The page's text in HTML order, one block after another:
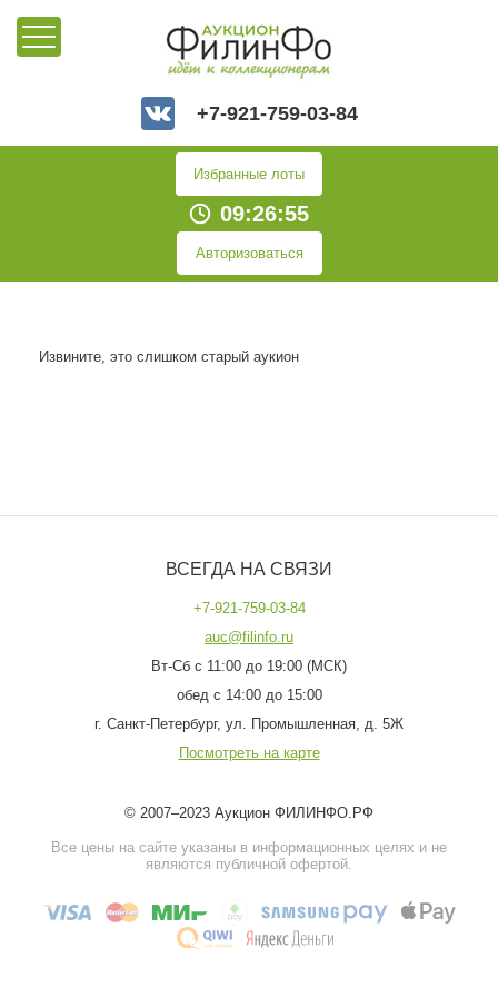
+7-921-759-03-84
Избранные лоты
09:26:55
Авторизоваться
Извините, это слишком старый аукион
ВСЕГДА НА СВЯЗИ
+7-921-759-03-84
auc@filinfo.ru
Вт-Сб с 11:00 до 19:00 (МСК)
обед с 14:00 до 15:00
г. Санкт-Петербург, ул. Промышленная, д. 5Ж
Посмотреть на карте
© 2007–2023 Аукцион ФИЛИНФО.РФ
Все цены на сайте указаны в информационных целях и не
являются публичной офертой.